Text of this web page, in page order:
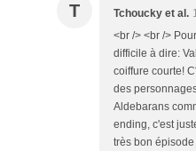
T Tchoucky et al.
<br /> <br />
difficile à dire:
coiffure courte!
des
Aldebarans
ending, c'est
très bon